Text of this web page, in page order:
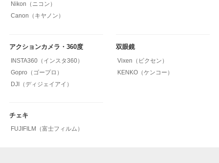
Nikon（ニコン）
Canon（キヤノン）
アクションカメラ・360度
INSTA360（インスタ360）
Gopro（ゴープロ）
DJI（ディジェイアイ）
双眼鏡
Vixen（ビクセン）
KENKO（ケンコー）
チェキ
FUJIFILM（富士フィルム）